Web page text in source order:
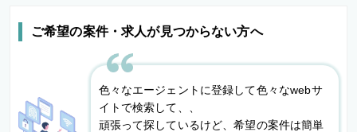
ご希望の案件・求人が見つからない方へ
色々なエージェントに登録して色々なwebサ
イトで検索して、、
頑張って探しているけど、希望の案件は簡単